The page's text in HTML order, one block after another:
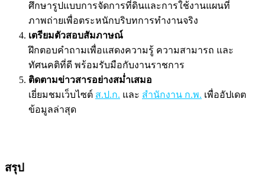
ศึกษารูปแบบการจัดการที่ดินและการใช้งานแผนที่
ภาพถ่ายเพื่อตระหนักบริบทการทำงานจริง
เตรียมตัวสอบสัมภาษณ์
ฝึกตอบคำถามเพื่อแสดงความรู้ ความสามารถ และ
ทัศนคติที่ดี พร้อมรับมือกับงานราชการ
ติดตามข่าวสารอย่างสม่ำเสมอ
เยี่ยมชมเว็บไซต์ ส.ป.ก. และ สำนักงาน ก.พ. เพื่ออัปเดต
ข้อมูลล่าสุด
สรุป